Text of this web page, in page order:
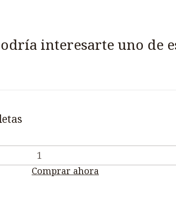
interesarte uno de
Comprar ahora